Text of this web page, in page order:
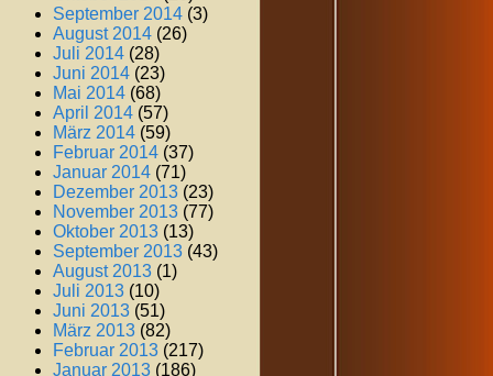
September 2014 (3)
August 2014 (26)
Juli 2014 (28)
Juni 2014 (23)
Mai 2014 (68)
April 2014 (57)
März 2014 (59)
Februar 2014 (37)
Januar 2014 (71)
Dezember 2013 (23)
November 2013 (77)
Oktober 2013 (13)
September 2013 (43)
August 2013 (1)
Juli 2013 (10)
Juni 2013 (51)
März 2013 (82)
Februar 2013 (217)
Januar 2013 (186)